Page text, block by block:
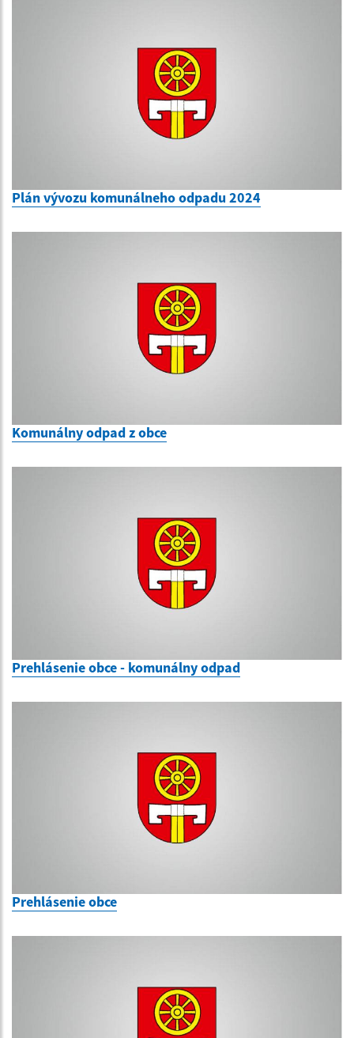
Plán vývozu komunálneho odpadu 2024
Komunálny odpad z obce
Prehlásenie obce - komunálny odpad
Prehlásenie obce